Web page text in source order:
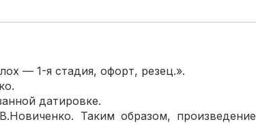
— 1-я стадия, офорт, резец.».
датировке.
Таким образом, произведение